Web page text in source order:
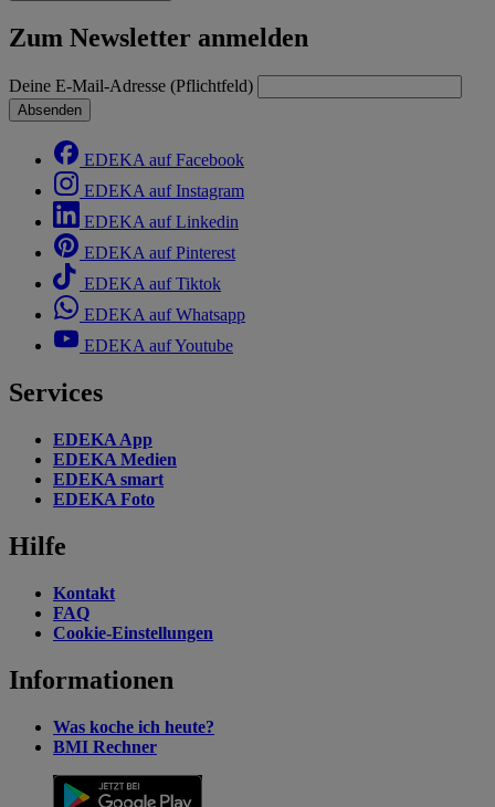
Zum Newsletter anmelden
Deine E-Mail-Adresse (Pflichtfeld)
Absenden
EDEKA auf Facebook
EDEKA auf Instagram
EDEKA auf Linkedin
EDEKA auf Pinterest
EDEKA auf Tiktok
EDEKA auf Whatsapp
EDEKA auf Youtube
Services
EDEKA App
EDEKA Medien
EDEKA smart
EDEKA Foto
Hilfe
Kontakt
FAQ
Cookie-Einstellungen
Informationen
Was koche ich heute?
BMI Rechner